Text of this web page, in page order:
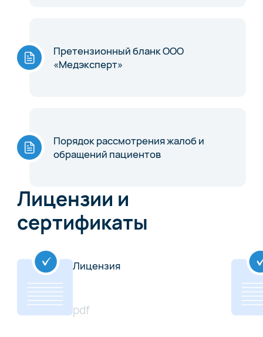
Претензионный бланк ООО
«Медэксперт»
Порядок рассмотрения жалоб и
обращений пациентов
Лицензии и
сертификаты
Лицензия
pdf